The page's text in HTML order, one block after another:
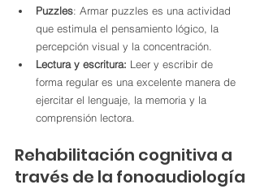
Puzzles: Armar puzzles es una actividad
que estimula el pensamiento lógico, la
percepción visual y la concentración.
Lectura y escritura: Leer y escribir de
forma regular es una excelente manera de
ejercitar el lenguaje, la memoria y la
comprensión lectora.
Rehabilitación cognitiva a
través de la fonoaudiología